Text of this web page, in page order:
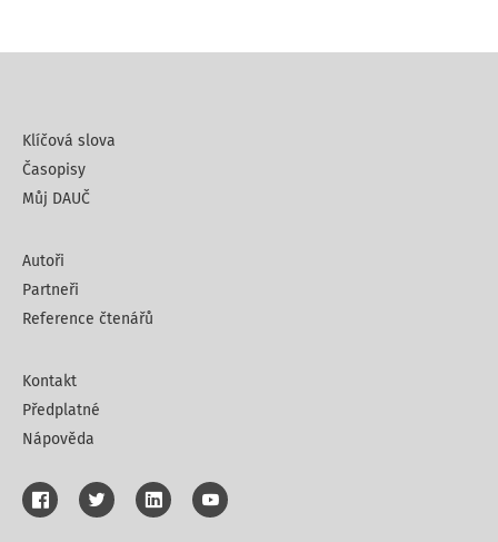
Klíčová slova
Časopisy
Můj DAUČ
Autoři
Partneři
Reference čtenářů
Kontakt
Předplatné
Nápověda